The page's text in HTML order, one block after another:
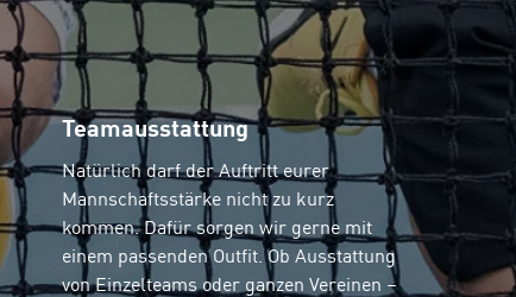
Teamausstattung
Natürlich darf der Auftritt eurer
Mannschaftsstärke nicht zu kurz
kommen. Dafür sorgen wir gerne mit
einem passenden Outfit. Ob Ausstattung
von Einzelteams oder ganzen Vereinen –